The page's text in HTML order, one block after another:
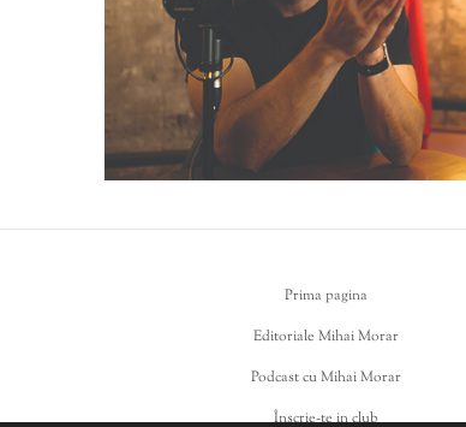
Prima pagina
Editoriale Mihai Morar
Podcast cu Mihai Morar
Înscrie-te in club